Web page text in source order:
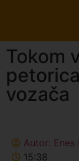
Tokom
vozača
Autor: Enes
15:38